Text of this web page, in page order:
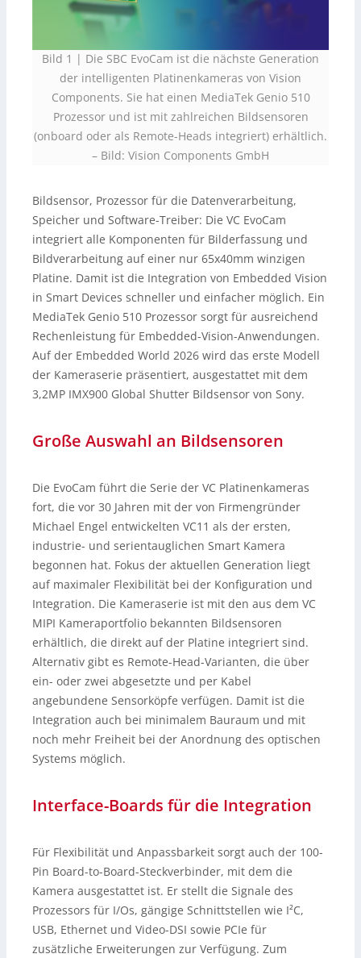
Bild 1 | Die SBC EvoCam ist die nächste Generation
der intelligenten Platinenkameras von Vision
Components. Sie hat einen MediaTek Genio 510
Prozessor und ist mit zahlreichen Bildsensoren
(onboard oder als Remote-Heads integriert) erhältlich.
– Bild: Vision Components GmbH
Bildsensor, Prozessor für die Datenverarbeitung,
Speicher und Software-Treiber: Die VC EvoCam
integriert alle Komponenten für Bilderfassung und
Bildverarbeitung auf einer nur 65x40mm winzigen
Platine. Damit ist die Integration von Embedded Vision
in Smart Devices schneller und einfacher möglich. Ein
MediaTek Genio 510 Prozessor sorgt für ausreichend
Rechenleistung für Embedded-Vision-Anwendungen.
Auf der Embedded World 2026 wird das erste Modell
der Kameraserie präsentiert, ausgestattet mit dem
3,2MP IMX900 Global Shutter Bildsensor von Sony.
Große Auswahl an Bildsensoren
Die EvoCam führt die Serie der VC Platinenkameras
fort, die vor 30 Jahren mit der von Firmengründer
Michael Engel entwickelten VC11 als der ersten,
industrie- und serientauglichen Smart Kamera
begonnen hat. Fokus der aktuellen Generation liegt
auf maximaler Flexibilität bei der Konfiguration und
Integration. Die Kameraserie ist mit den aus dem VC
MIPI Kameraportfolio bekannten Bildsensoren
erhältlich, die direkt auf der Platine integriert sind.
Alternativ gibt es Remote-Head-Varianten, die über
ein- oder zwei abgesetzte und per Kabel
angebundene Sensorköpfe verfügen. Damit ist die
Integration auch bei minimalem Bauraum und mit
noch mehr Freiheit bei der Anordnung des optischen
Systems möglich.
Interface-Boards für die Integration
Für Flexibilität und Anpassbarkeit sorgt auch der 100-
Pin Board-to-Board-Steckverbinder, mit dem die
Kamera ausgestattet ist. Er stellt die Signale des
Prozessors für I/Os, gängige Schnittstellen wie I²C,
USB, Ethernet und Video-DSI sowie PCIe für
zusätzliche Erweiterungen zur Verfügung. Zum